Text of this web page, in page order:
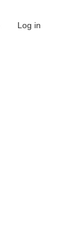
Log in